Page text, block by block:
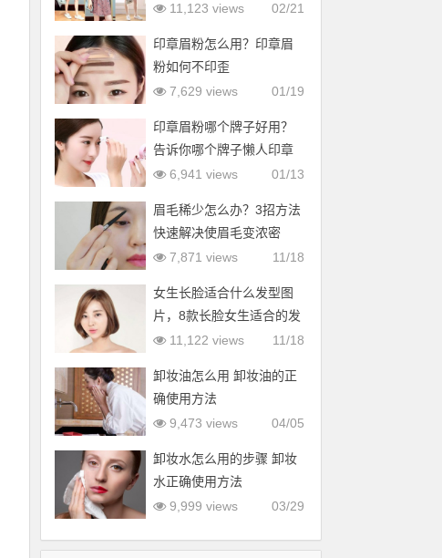
02/21
11,123 views
印章眉粉怎么用？印章眉
粉如何不印歪
01/19
7,629 views
印章眉粉哪个牌子好用？
告诉你哪个牌子懒人印章
眉粉好用
01/13
6,941 views
眉毛稀少怎么办？3招方法
快速解决使眉毛变浓密
11/18
7,871 views
女生长脸适合什么发型图
片，8款长脸女生适合的发
型
11/18
11,122 views
卸妆油怎么用 卸妆油的正
确使用方法
04/05
9,473 views
卸妆水怎么用的步骤 卸妆
水正确使用方法
03/29
9,999 views